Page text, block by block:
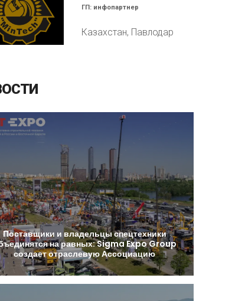
ГП: инфопартнер
Казахстан, Павлодар
Поставщики и владельцыспецтехники
наравных:SigmaExpoGroup
создаетотраслевуюАссоциацию